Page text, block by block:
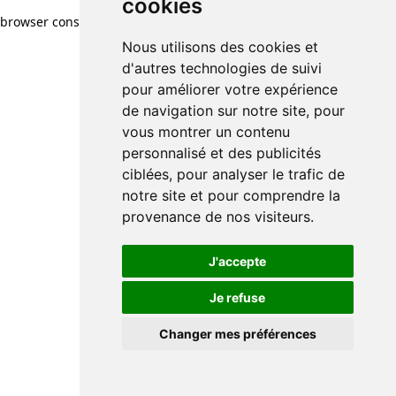
cookies
Nous utilisons des cookies et
d'autres technologies de suivi
pour améliorer votre expérience
de navigation sur notre site, pour
vous montrer un contenu
personnalisé et des publicités
ciblées, pour analyser le trafic de
notre site et pour comprendre la
provenance de nos visiteurs.
J'accepte
Je refuse
Changer mes préférences
browser console for more information)